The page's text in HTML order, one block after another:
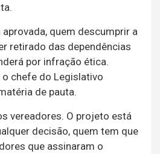
quem descumprir a
retirado das dependências
por infração ética.
chefe do Legislativo
de pauta.
vereadores. O projeto está
decisão, quem tem que
que assinaram o